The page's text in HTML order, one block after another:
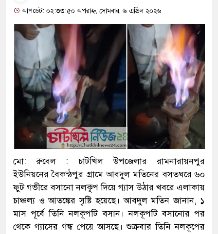
আপডেট: ০২:৩৩:৫০ অপরাহ্ন, সোমবার, ৬ এপ্রিল ২০২৬
মো: রুবেল : চাটখিল উপজেলার রামনারায়নপুর
ইউনিয়নের বৈকন্ঠপুর গ্রামে আবদুল মতিনের বসতঘরে ৬০
ফুট গভীরে বসানো নলকূপ দিয়ে গ্যাস উঠার খবরে এলাকায়
চাঞ্চল্য ও আতঙ্কের সৃষ্টি হয়েছে। আবদুল মতিন জানান, ১
মাস পূর্বে তিনি নলকূপটি বসান। নলকূপটি বসানোর পর
থেকে গ্যাসের গন্ধ পেয়ে আসছে। শুক্রবার তিনি নলকূপের